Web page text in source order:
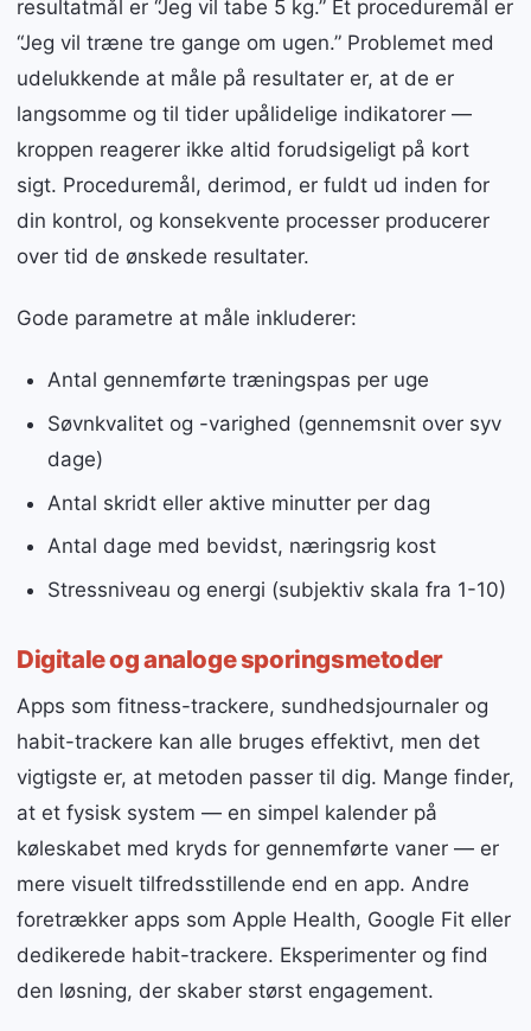
resultatmål er “Jeg vil tabe 5 kg.” Et proceduremål er
“Jeg vil træne tre gange om ugen.” Problemet med
udelukkende at måle på resultater er, at de er
langsomme og til tider upålidelige indikatorer —
kroppen reagerer ikke altid forudsigeligt på kort
sigt. Proceduremål, derimod, er fuldt ud inden for
din kontrol, og konsekvente processer producerer
over tid de ønskede resultater.
Gode parametre at måle inkluderer:
Antal gennemførte træningspas per uge
Søvnkvalitet og -varighed (gennemsnit over syv
dage)
Antal skridt eller aktive minutter per dag
Antal dage med bevidst, næringsrig kost
Stressniveau og energi (subjektiv skala fra 1-10)
Digitale og analoge sporingsmetoder
Apps som fitness-trackere, sundhedsjournaler og
habit-trackere kan alle bruges effektivt, men det
vigtigste er, at metoden passer til dig. Mange finder,
at et fysisk system — en simpel kalender på
køleskabet med kryds for gennemførte vaner — er
mere visuelt tilfredsstillende end en app. Andre
foretrækker apps som Apple Health, Google Fit eller
dedikerede habit-trackere. Eksperimenter og find
den løsning, der skaber størst engagement.